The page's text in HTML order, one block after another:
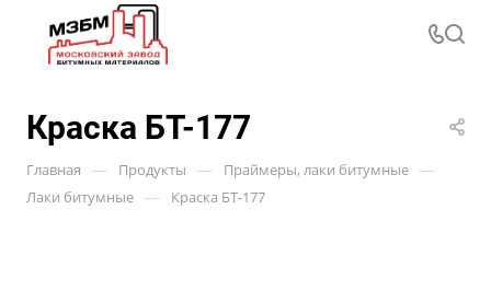
Краска БТ-177
Главная — Продукты — Праймеры, лаки битумные —
Лаки битумные — Краска БТ-177